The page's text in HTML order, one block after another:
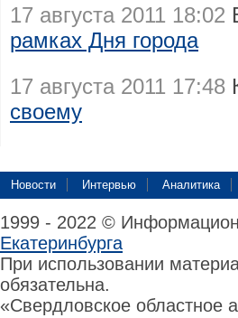
17 августа 2011 18:02
рамках Дня города
17 августа 2011 17:48
своему
Новости Интервью Аналитика
1999 - 2022 ©
Екатеринбурга
При использовании
обязательна.
«Свердловское областное